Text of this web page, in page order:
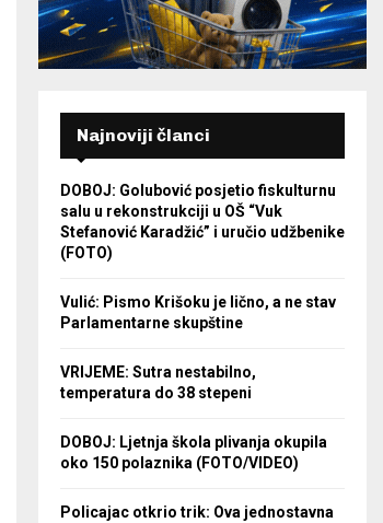
Najnoviji članci
DOBOJ: Golubović posjetio fiskulturnu
salu u rekonstrukciji u OŠ “Vuk
Stefanović Karadžić” i uručio udžbenike
(FOTO)
Vulić: Pismo Krišoku je lično, a ne stav
Parlamentarne skupštine
VRIJEME: Sutra nestabilno,
temperatura do 38 stepeni
DOBOJ: Ljetnja škola plivanja okupila
oko 150 polaznika (FOTO/VIDEO)
Policajac otkrio trik: Ova jednostavna